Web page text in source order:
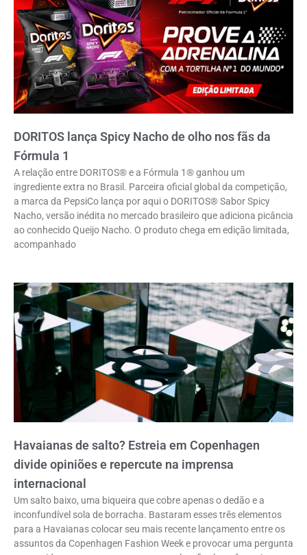
DORITOS lança Spicy Nacho de olho nos fãs da
Fórmula 1
A relação entre DORITOS® e a Fórmula 1® ganhou um
ingrediente extra no Brasil. Parceira oficial global da competição,
a marca da PepsiCo lança por aqui o DORITOS® Sabor Spicy
Nacho, versão inédita no mercado brasileiro que adiciona picância
ao conhecido Queijo Nacho. O produto chega em edição limitada,
acompanhado
Havaianas de salto? Estreia em Copenhagen
divide opiniões e repercute na imprensa
internacional
Um salto baixo, uma biqueira que cobre apenas o dedão e a
inconfundível sola de borracha. Bastaram esses três elementos
para a Havaianas colocar seu mais recente lançamento entre os
assuntos da Copenhagen Fashion Week e provocar uma pergunta